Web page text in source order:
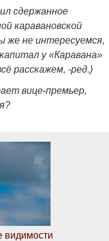
сдержанное
каравановской
же не интересуемся,
у «Каравана»
расскажем, -ред.)
вице-премьер,
видимости